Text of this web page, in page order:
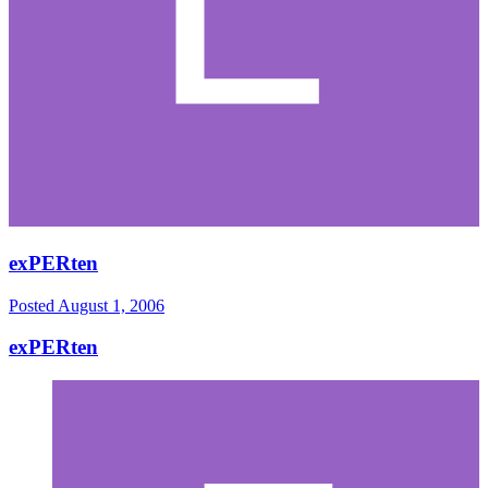
exPERten
Posted August 1, 2006
exPERten